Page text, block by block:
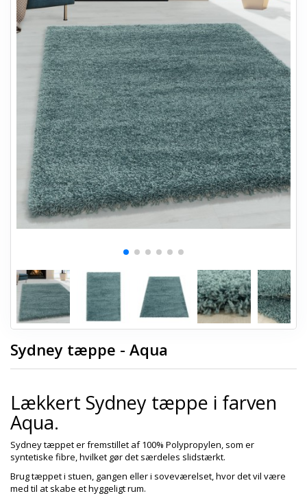
+
OPBEVARING
+
TÆPPER
+
LAMPER
+
ENTREMØBLER
+
HAVEMØBLER
OUTLET
Sydney tæppe - Aqua
Lækkert Sydney tæppe i farven
Aqua.
Sydney tæppet er fremstillet af 100% Polypropylen, som er
syntetiske fibre, hvilket gør det særdeles slidstærkt.
Brug tæppet i stuen, gangen eller i soveværelset, hvor det vil være
med til at skabe et hyggeligt rum.